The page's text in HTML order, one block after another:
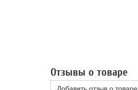
Отзывы о товаре